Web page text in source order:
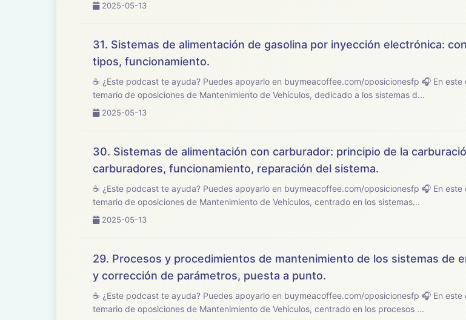
2025-05-13
31. Sistemas de alimentación de gasolina por inyección electrónica:
tipos, funcionamiento.
☕ ¿Este podcast te ayuda? Puedes apoyarlo en buymeacoffee.com/oposicionesfp 🎧 En este episodio repasamos el tema 31 del
temario de oposiciones de Mantenimiento de Vehículos, dedicado a los sistemas d...
2025-05-13
30. Sistemas de alimentación con carburador: principio de la
carburadores, funcionamiento, reparación del sistema.
☕ ¿Este podcast te ayuda? Puedes apoyarlo en buymeacoffee.com/oposicionesfp 🎧 En este episodio estudiamos el tema 30 del
temario de oposiciones de Mantenimiento de Vehículos, centrado en los sistemas...
2025-05-13
29. Procesos y procedimientos de mantenimiento de los sistemas de
y corrección de parámetros, puesta a punto.
☕ ¿Este podcast te ayuda? Puedes apoyarlo en buymeacoffee.com/oposicionesfp 🎧 En este episodio repasamos el tema 29 del
temario de oposiciones de Mantenimiento de Vehículos, centrado en los procesos ...